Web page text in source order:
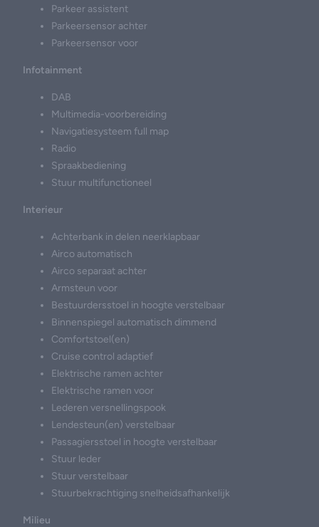
Parkeer assistent
Parkeersensor achter
Parkeersensor voor
Infotainment
DAB
Multimedia-voorbereiding
Navigatiesysteem full map
Radio
Spraakbediening
Stuur multifunctioneel
Interieur
Achterbank in delen neerklapbaar
Airco automatisch
Airco separaat achter
Armsteun voor
Bestuurdersstoel in hoogte verstelbaar
Binnenspiegel automatisch dimmend
Comfortstoel(en)
Cruise control adaptief
Elektrische ramen achter
Elektrische ramen voor
Lederen versnellingspook
Lendesteun(en) verstelbaar
Passagiersstoel in hoogte verstelbaar
Stuur leder
Stuur verstelbaar
Stuurbekrachtiging snelheidsafhankelijk
Milieu